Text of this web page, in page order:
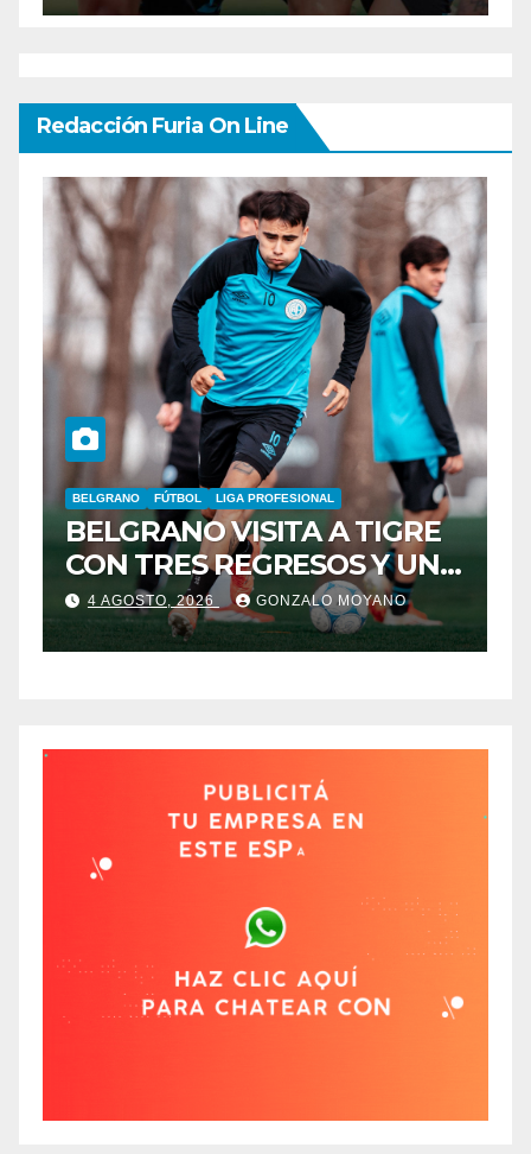
Redacción Furia On Line
BELGRANO FÚTBOL LIGA PROFESIONAL
BELGRANO VISITA A TIGRE
CON TRES REGRESOS Y UNA
BAJA OBLIGADA
4 AGOSTO, 2026 GONZALO MOYANO